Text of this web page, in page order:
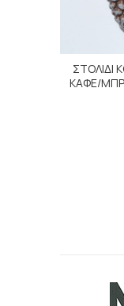
ΣΤΟΛΙΔΙ
ΚΑΦΕ/